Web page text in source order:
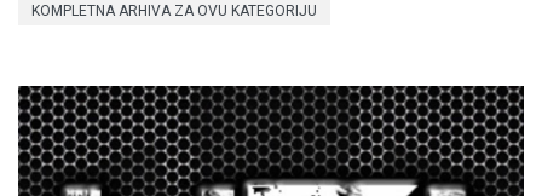
KOMPLETNA ARHIVA ZA OVU KATEGORIJU